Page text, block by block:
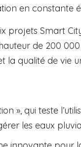
en constante
projets Smart
de 200
la qualité de vie
», qui teste
les eaux